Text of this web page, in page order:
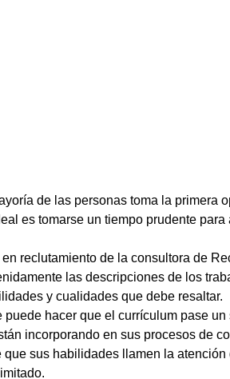
de las personas toma la primera
es tomarse un tiempo prudente
reclutamiento de la consultora de
las descripciones de los
y cualidades que debe resaltar.
hacer que el currículum pase
incorporando en sus procesos de
sus habilidades llamen la